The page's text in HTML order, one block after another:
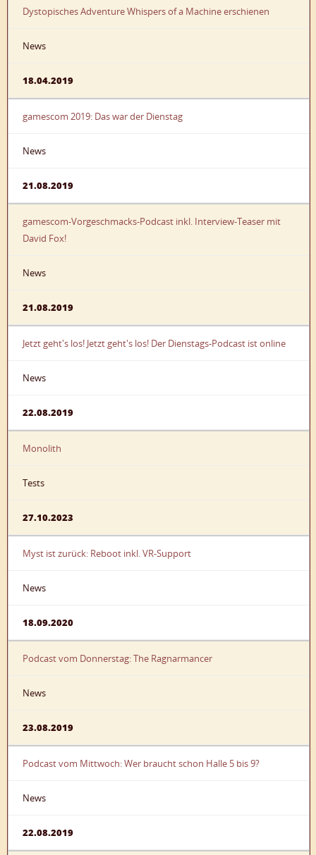
Dystopisches Adventure Whispers of a Machine erschienen
News
18.04.2019
gamescom 2019: Das war der Dienstag
News
21.08.2019
gamescom-Vorgeschmacks-Podcast inkl. Interview-Teaser mit
David Fox!
News
21.08.2019
Jetzt geht's los! Jetzt geht's los! Der Dienstags-Podcast ist online
News
22.08.2019
Monolith
Tests
27.10.2023
Myst ist zurück: Reboot inkl. VR-Support
News
18.09.2020
Podcast vom Donnerstag: The Ragnarmancer
News
23.08.2019
Podcast vom Mittwoch: Wer braucht schon Halle 5 bis 9?
News
22.08.2019